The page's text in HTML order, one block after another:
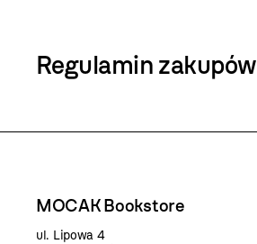
Regulamin zakupów
MOCAK Bookstore
ul. Lipowa 4